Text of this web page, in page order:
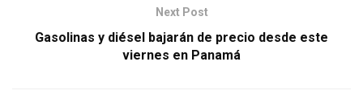
Next Post
Gasolinas y diésel bajarán de precio desde este
viernes en Panamá